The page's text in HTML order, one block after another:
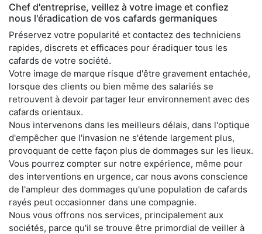
Chef d'entreprise, veillez à votre image et confiez
nous l'éradication de vos cafards germaniques
Préservez votre popularité et contactez des techniciens
rapides, discrets et efficaces pour éradiquer tous les
cafards de votre société.
Votre image de marque risque d'être gravement entachée,
lorsque des clients ou bien même des salariés se
retrouvent à devoir partager leur environnement avec des
cafards orientaux.
Nous intervenons dans les meilleurs délais, dans l'optique
d'empêcher que l'invasion ne s'étende largement plus,
provoquant de cette façon plus de dommages sur les lieux.
Vous pourrez compter sur notre expérience, même pour
des interventions en urgence, car nous avons conscience
de l'ampleur des dommages qu'une population de cafards
rayés peut occasionner dans une compagnie.
Nous vous offrons nos services, principalement aux
sociétés, parce qu'il se trouve être primordial de veiller à